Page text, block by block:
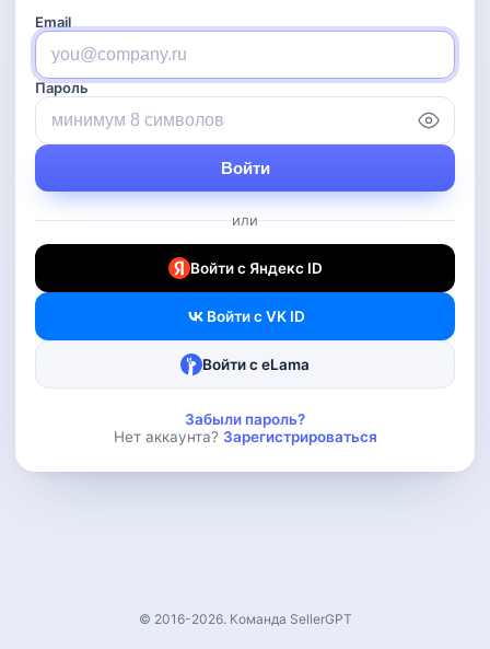
Email
Пароль
Войти
или
Войти с Яндекс ID
Войти с VK ID
Войти с eLama
Забыли пароль?
Нет аккаунта? Зарегистрироваться
© 2016-2026. Команда SellerGPT